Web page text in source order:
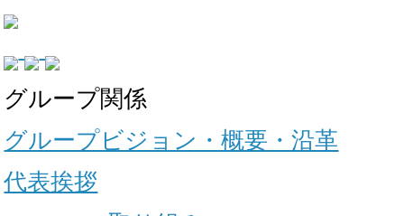
グループ関係
グループビジョン・概要・沿革
代表挨拶